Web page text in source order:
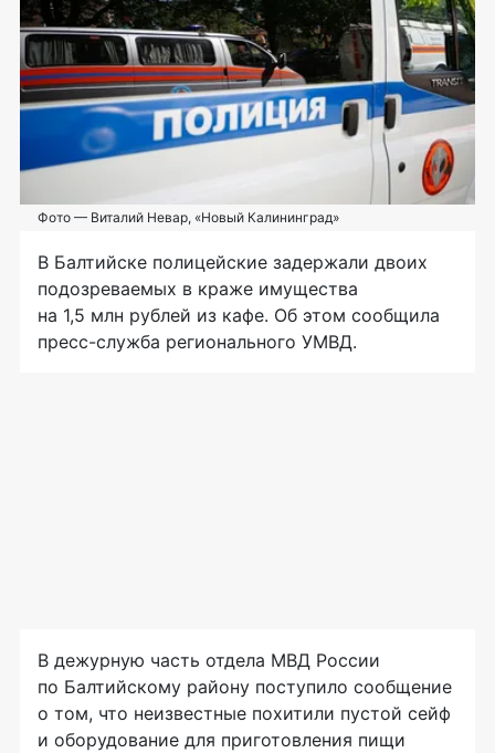
Фото — Виталий Невар, «Новый Калининград»
В Балтийске полицейские задержали двоих
подозреваемых в краже имущества
на 1,5 млн рублей из кафе. Об этом сообщила
пресс-служба регионального УМВД.
В дежурную часть отдела МВД России
по Балтийскому району поступило сообщение
о том, что неизвестные похитили пустой сейф
и оборудование для приготовления пищи